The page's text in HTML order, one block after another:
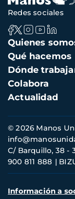
Navegación
principal
Quienes
Qué hacemos
Dónde
Colabora
Actualidad
Redes sociales
Información
de
contacto
© 2026 Manos
C/ Barquillo, 38 -
900 811 888
Menú
Información a